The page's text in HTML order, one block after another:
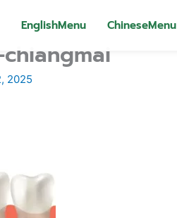
EnglishMenu ChineseMenu
2025